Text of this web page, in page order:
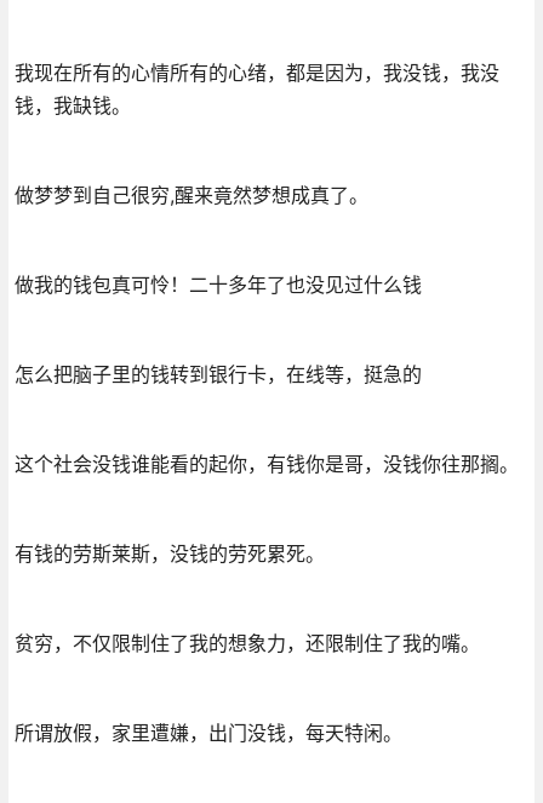
我现在所有的心情所有的心绪，都是因为，我没钱，我没
钱，我缺钱。
做梦梦到自己很穷,醒来竟然梦想成真了。
做我的钱包真可怜！二十多年了也没见过什么钱
怎么把脑子里的钱转到银行卡，在线等，挺急的
这个社会没钱谁能看的起你，有钱你是哥，没钱你往那搁。
有钱的劳斯莱斯，没钱的劳死累死。
贫穷，不仅限制住了我的想象力，还限制住了我的嘴。
所谓放假，家里遭嫌，出门没钱，每天特闲。